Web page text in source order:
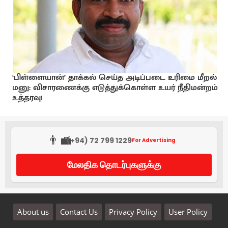
‘பிள்ளையான்’ தாக்கல் செய்த அடிப்படை உரிமை மீறல்
மனு: விசாரணைக்கு எடுத்துக்கொள்ள உயர் நீதிமன்றம்
உத்தரவு!
👨‍💼(+94) 72 799 1229For Advertising
மேலதிக தொடர்புகளுக்கு
About us Contact Us Privacy Policy User Policy